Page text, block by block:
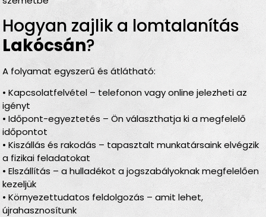
Hogyan zajlik a lomtalanítás
Lakócsán?
A folyamat egyszerű és átlátható:
• Kapcsolatfelvétel – telefonon vagy online jelezheti az
igényt
• Időpont-egyeztetés – Ön választhatja ki a megfelelő
időpontot
• Kiszállás és rakodás – tapasztalt munkatársaink elvégzik
a fizikai feladatokat
• Elszállítás – a hulladékot a jogszabályoknak megfelelően
kezeljük
• Környezettudatos feldolgozás – amit lehet,
újrahasznosítunk